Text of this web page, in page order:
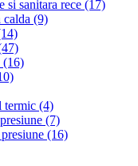
si sanitara rece (17)
calda (9)
(16)
termic (4)
(7)
(16)